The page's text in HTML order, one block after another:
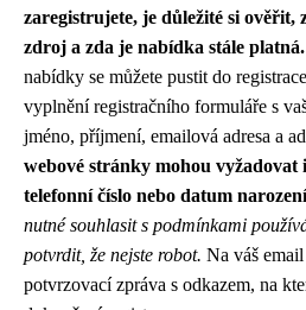
zaregistrujete, je důležité si ověřit,
zdroj a zda je nabídka stále platná.
nabídky se můžete pustit do
vyplnění registračního formuláře s
jméno, příjmení, emailová adresa a
webové stránky mohou
telefonní číslo nebo datum
nutné souhlasit s podmínkami
potvrdit, že nejste robot. Na váš
potvrzovací zpráva s odkazem, na